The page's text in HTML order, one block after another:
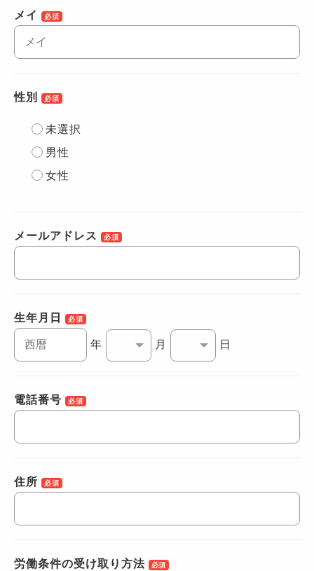
メイ 必須
性別 必須
未選択
男性
女性
メールアドレス 必須
生年月日 必須
年 月 日
電話番号 必須
住所 必須
労働条件の受け取り方法 必須